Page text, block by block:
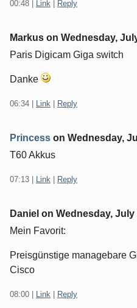
00:48 Link Reply
Markus on Wednesday,
Paris Digicam Giga switch
Danke
06:34 Link Reply
Princess on Wednesday,
T60 Akkus
07:13 Link Reply
Daniel on Wednesday, July
Mein Favorit:
Preisgünstige managebare
Cisco
08:00 Link Reply